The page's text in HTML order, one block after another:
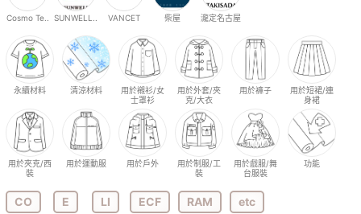
Cosmo Te.. SUNWELL.. VANCET 柴屋 瀧定名古屋
永續材料 清涼材料
用於襯衫/女
士罩衫
用於外套/夾
克/大衣
用於褲子
用於短裙/連
身裙
用於夾克/西
裝
用於運動服 用於戶外
用於制服/工
裝
用於戲服/舞
台服裝
功能
CO E LI ECF RAM etc